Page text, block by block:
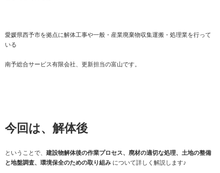
愛媛県西予市を拠点に解体工事や一般・産業廃棄物収集運搬・処理業を行って
いる
南予総合サービス有限会社、更新担当の富山です。
今回は、解体後
ということで、 建設物解体後の作業プロセス、廃材の適切な処理、土地の整備
と地盤調査、環境保全のための取り組み について詳しく解説します♪